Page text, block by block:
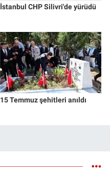
İstanbul CHP Silivri'de yürüdü
15 Temmuz şehitleri anıldı